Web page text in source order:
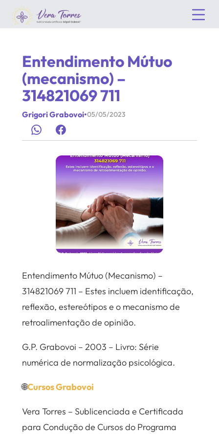
Entendimento Mútuo
(mecanismo) –
314821069 711
Grigori Grabovoi•05/05/2023
Entendimento Mútuo (Mecanismo) –
314821069 711 – Estes incluem identificação,
reflexão, estereótipos e o mecanismo de
retroalimentação de opinião.
G.P. Grabovoi – 2003 – Livro: Série
numérica de normalização psicológica.
🌐Cursos Grabovoi
Vera Torres – Sublicenciada e Certificada
para Condução de Cursos do Programa